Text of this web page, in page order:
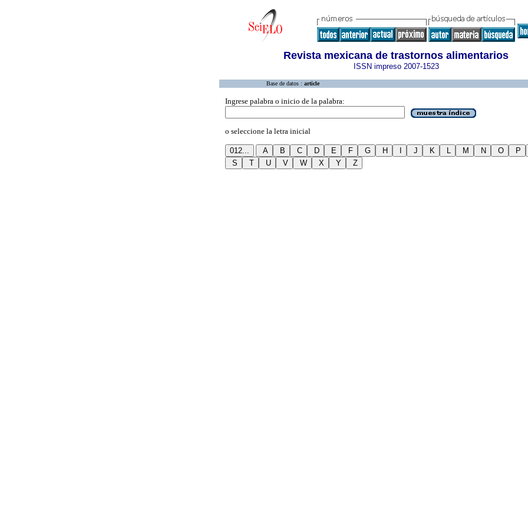
Revista mexicana de trastornos alimentarios
ISSN impreso 2007-1523
Base de datos : article
Ingrese palabra o inicio de la palabra:
o seleccione la letra inicial